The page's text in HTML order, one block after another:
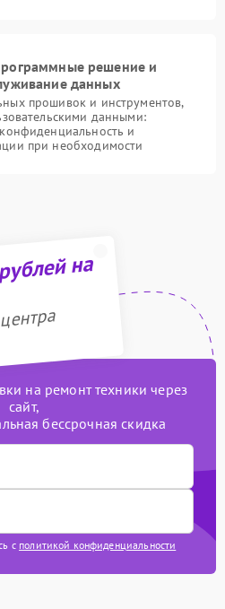
решение и
данных
прошивок и инструментов,
данными:
и
при необходимости
на
на ремонт техники через
сайт,
бессрочная скидка
с политикой конфиденциальности